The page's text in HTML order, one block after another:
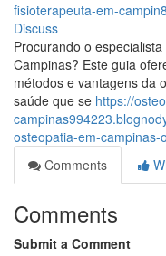
fisioterapeuta-em-
Discuss
Procurando o
Campinas? Este guia
métodos e vantagens da
saúde que se https://
osteopatia-em-
Comments
Comments
Submit a Comment